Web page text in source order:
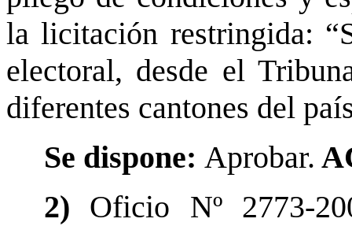
la licitación restringida:
electoral, desde el
diferentes cantones del
Se dispone: Aprobar.
2) Oficio Nº 2773-